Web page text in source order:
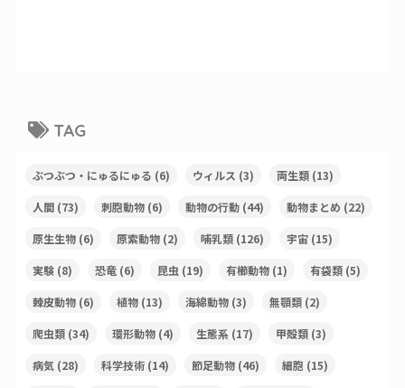
TAG
ぶつぶつ・にゅるにゅる (6) ウィルス (3) 両生類(13)
人間(73) 刺胞動物(6) 動物の行動(44) 動物まとめ (22)
原生生物(6) 原索動物(2) 哺乳類(126) 宇宙(15)
実験(8) 恐竜(6) 昆虫 (19) 有櫛動物(1) 有袋類(5)
棘皮動物(6) 植物(13) 海綿動物(3) 無顎類(2)
爬虫類(34) 環形動物(4) 生態系(17) 甲殻類(3)
病気(28) 科学技術(14) 節足動物(46) 細胞 (15)